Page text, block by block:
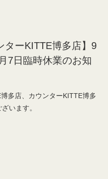
ターKITTE博多店】9
7日臨時休業のお知
多店、カウンターKITTE博多
います。